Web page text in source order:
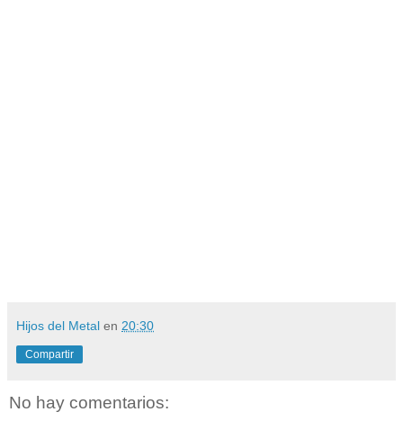
Hijos del Metal en 20:30
Compartir
No hay comentarios: